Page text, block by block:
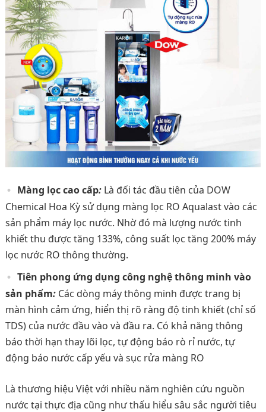
Màng lọc cao cấp: Là đối tác đầu tiên của DOW
Chemical Hoa Kỳ sử dụng màng lọc RO Aqualast vào các
sản phẩm máy lọc nước. Nhờ đó mà lượng nước tinh
khiết thu được tăng 133%, công suất lọc tăng 200% máy
lọc nước RO thông thường.
Tiên phong ứng dụng công nghệ thông minh vào
sản phẩm:Các dòng máy thông minh được trang bị
màn hình cảm ứng, hiển thị rõ ràng độ tinh khiết (chỉ số
TDS) của nước đầu vào và đầu ra. Có khả năng thông
báo thời hạn thay lõi lọc, tự động báo rò rỉ nước, tự
động báo nước cấp yếu và sục rửa màng RO
Là thương hiệu Việt với nhiều năm nghiên cứu nguồn
nước tại thực địa cũng như thấu hiểu sâu sắc người tiêu